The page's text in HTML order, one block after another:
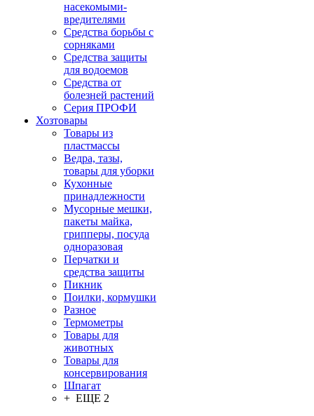
насекомыми-
вредителями
Средства борьбы с
сорняками
Средства защиты
для водоемов
Средства от
болезней растений
Серия ПРОФИ
Хозтовары
Товары из
пластмассы
Ведра, тазы,
товары для уборки
Кухонные
принадлежности
Мусорные мешки,
пакеты майка,
грипперы, посуда
одноразовая
Перчатки и
средства защиты
Пикник
Поилки, кормушки
Разное
Термометры
Товары для
животных
Товары для
консервирования
Шпагат
+ ЕЩЕ 2